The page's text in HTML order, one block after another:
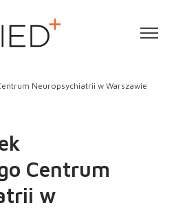
Neuropsychiatrii w Warszawie
Centrum
w